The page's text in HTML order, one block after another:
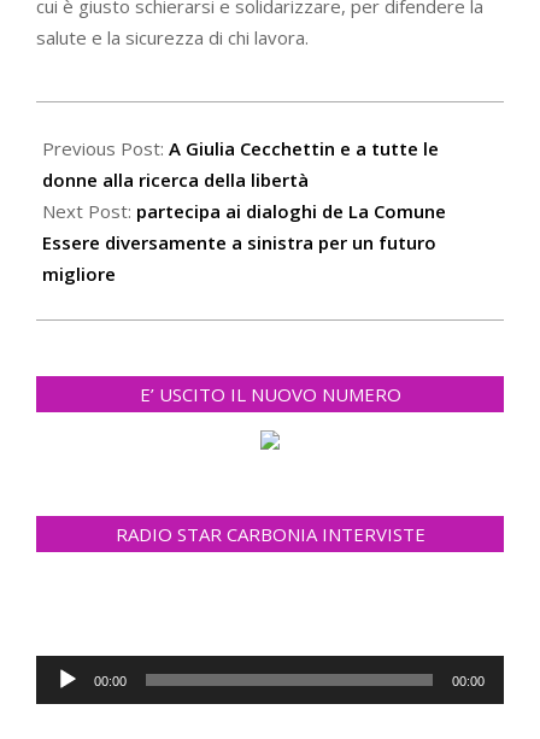
cui è giusto schierarsi e solidarizzare, per difendere la
salute e la sicurezza di chi lavora.
12-
03
Previous Post: A Giulia Cecchettin e a tutte le
donne alla ricerca della libertà
Next Post: partecipa ai dialoghi de La Comune
Essere diversamente a sinistra per un futuro
migliore
E’ USCITO IL NUOVO NUMERO
RADIO STAR CARBONIA INTERVISTE
Audio
Player
00:00 00:00